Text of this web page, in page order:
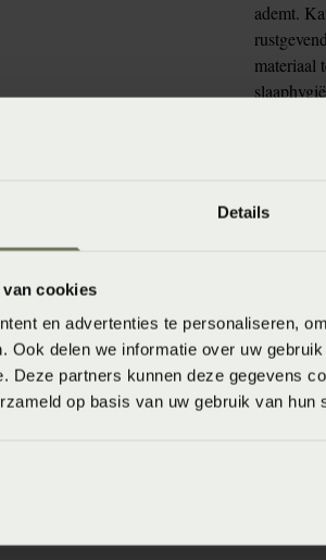
Details
cookies
en advertenties te personaliseren,
Ook delen we informatie over uw
Deze partners kunnen deze gegevens
op basis van uw gebruik van hun
ademt.
materiaal
in de winkel. Wil je het product in